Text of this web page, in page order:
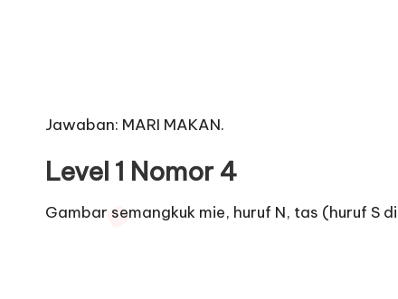
Jawaban: MARI MAKAN.
Level 1 Nomor 4
Gambar semangkuk mie, huruf N, tas (huruf S